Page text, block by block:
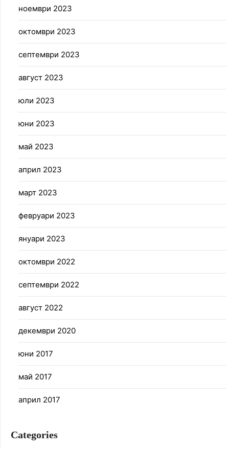
ноември 2023
октомври 2023
септември 2023
август 2023
юли 2023
юни 2023
май 2023
април 2023
март 2023
февруари 2023
януари 2023
октомври 2022
септември 2022
август 2022
декември 2020
юни 2017
май 2017
април 2017
Categories